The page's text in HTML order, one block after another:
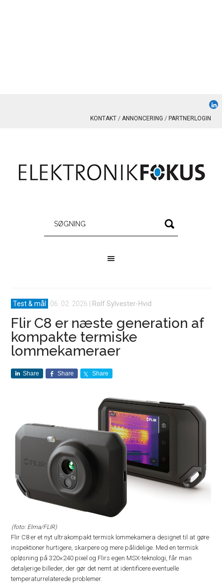
KONTAKT ANNONCERING PARTNERLOGIN
Test & mål 06. 02. 2026 Rolf Sylvester-Hvid
Flir C8 er næste generation af
kompakte termiske
lommekameraer
Share Share Share
(foto: Elma/FLIR)
Flir C8 er et nyt ultrakompakt termisk lommekamera designet til at gøre
inspektioner hurtigere, skarpere og mere pålidelige. Med en termisk
opløsning på 320×240 pixel og Flirs egen MSX-teknologi, får man
detaljerige billeder, der gør det nemt at identificere eventuelle
temperaturrelaterede problemer.